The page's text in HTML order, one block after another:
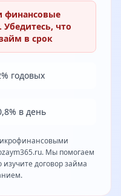
финансовые
что
в срок
годовых
в день
Мы помогаем
договор займа